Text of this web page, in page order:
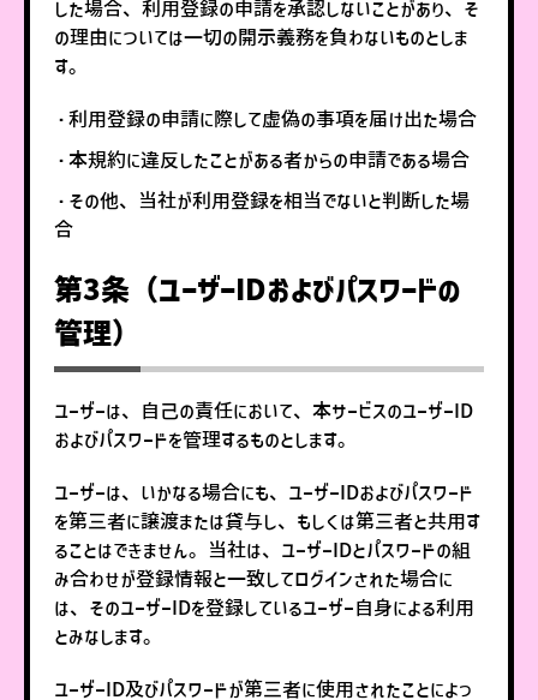
した場合、利用登録の申請を承認しないことがあり、そ
の理由については一切の開示義務を負わないものとしま
す。
・利用登録の申請に際して虚偽の事項を届け出た場合
・本規約に違反したことがある者からの申請である場合
・その他、当社が利用登録を相当でないと判断した場
合
第3条（ユーザーIDおよびパスワードの
管理）
ユーザーは、自己の責任において、本サービスのユーザーID
およびパスワードを管理するものとします。
ユーザーは、いかなる場合にも、ユーザーIDおよびパスワード
を第三者に譲渡または貸与し、もしくは第三者と共用す
ることはできません。当社は、ユーザーIDとパスワードの組
み合わせが登録情報と一致してログインされた場合に
は、そのユーザーIDを登録しているユーザー自身による利用
とみなします。
ユーザーID及びパスワードが第三者に使用されたことによっ